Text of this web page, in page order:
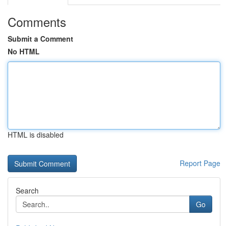
Comments
Submit a Comment
No HTML
HTML is disabled
Report Page
Search
Go